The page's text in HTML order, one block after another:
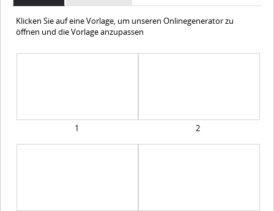
Klicken Sie auf eine Vorlage, um unseren Onlinegenerator zu
öffnen und die Vorlage anzupassen
1 2